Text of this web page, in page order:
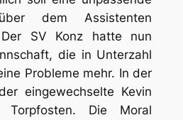
dem Assistenten
SV Konz hatte nun
die in Unterzahl
Probleme mehr. In der
eingewechselte Kevin
Die Moral